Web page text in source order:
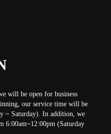
will be open for business
our service time will be
~ Saturday). In addition, we
6:00am~12:00pm (Saturday